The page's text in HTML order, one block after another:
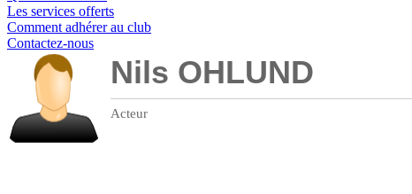
Les services offerts
Comment adhérer au club
Contactez-nous
Nils OHLUND
Acteur